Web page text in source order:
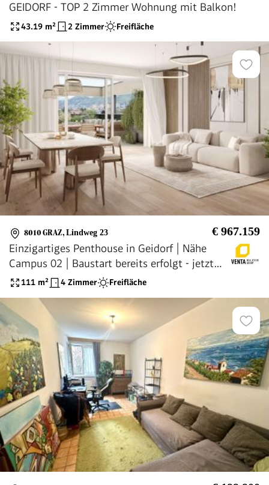
GEIDORF - TOP 2 Zimmer Wohnung mit Balkon!
43.19 m² 2 Zimmer Freifläche
8010 GRAZ, Lindweg 23 € 967.159
Einzigartiges Penthouse in Geidorf | Nähe
Campus 02 | Baustart bereits erfolgt - jetzt
noch mitplanen!
111 m² 4 Zimmer Freifläche